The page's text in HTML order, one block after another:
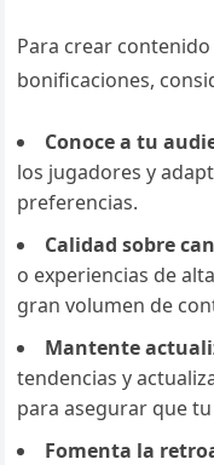
Para crear
bonificaciones,
Conoce a tu
los jugadores y
preferencias.
Calidad sobre
o experiencias de
gran volumen de
Mantente
tendencias y
para asegurar que
Fomenta la